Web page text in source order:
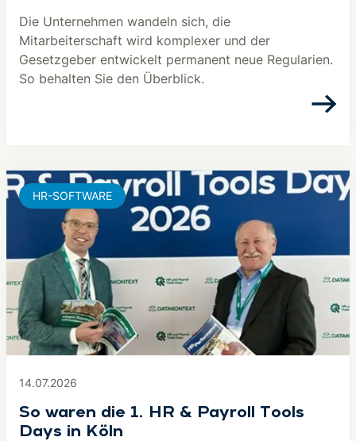
Die Unternehmen wandeln sich, die
Mitarbeiterschaft wird komplexer und der
Gesetzgeber entwickelt permanent neue Regularien.
So behalten Sie den Überblick.
14.07.2026
So waren die 1. HR & Payroll Tools
Days in Köln
HR-SOFTWARE